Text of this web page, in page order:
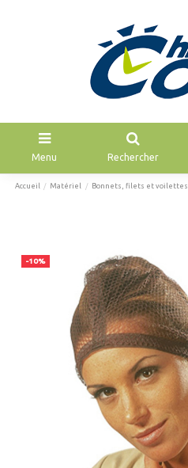
Menu Rechercher
Accueil Matériel Bonnets, filets et voilettes
-10%